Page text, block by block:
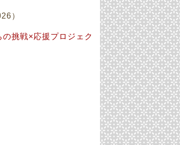
）
挑戦×応援プロジェク